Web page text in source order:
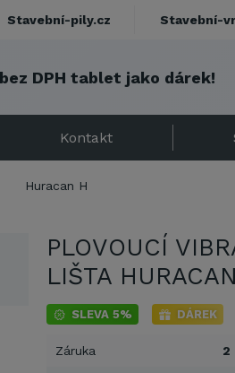
DPH tablet jako dárek!
Kontakt
Huracan H
PLOVOUCÍ
LIŠTA
SLEVA 5% DÁREK
Záruka 2
Stavební-pily.cz Stavební-